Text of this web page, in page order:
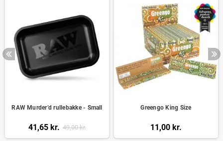
RAW Murder’d rullebakke - Small
41,65 kr. 49,00 kr.
Greengo King Size
11,00 kr.